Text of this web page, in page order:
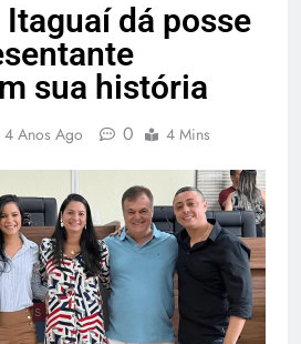
Itaguaí dá posse
sua história
4 Anos Ago 0 4 Mins